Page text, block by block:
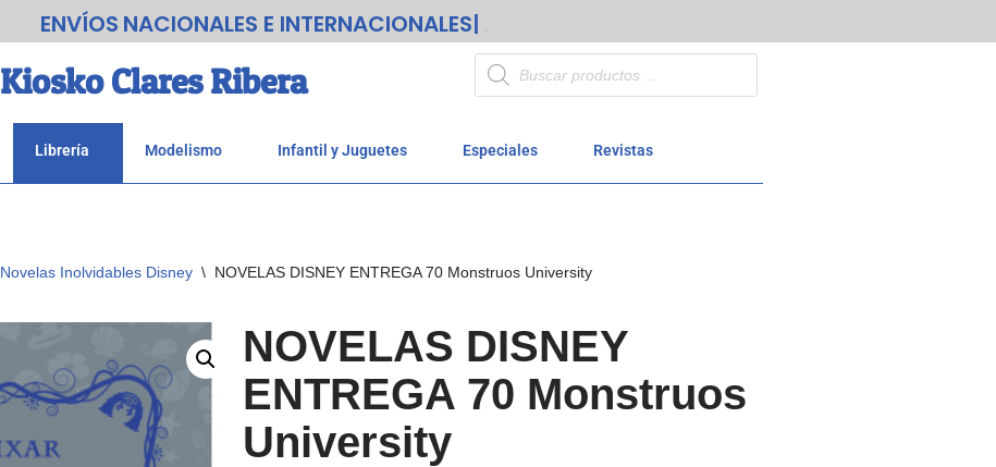
ENVÍOS NACIONALES E INTERNA .
Kiosko Clares Ribera
Librería Modelismo Infantil y Juguetes Especiales Revistas
Novelas Inolvidables Disney \ NOVELAS DISNEY ENTREGA 70 Monstruos University
NOVELAS DISNEY
ENTREGA 70 Monstruos
University